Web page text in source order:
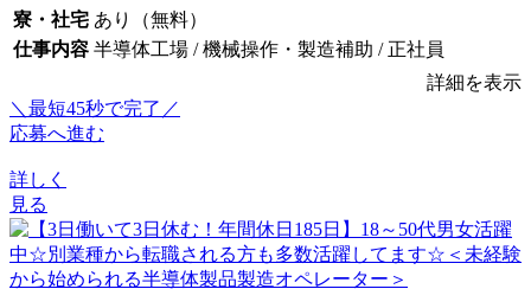
寮・社宅 あり（無料）
仕事内容 半導体工場 / 機械操作・製造補助 / 正社員
詳細を表示
＼最短45秒で完了／
応募へ進む
詳しく
見る